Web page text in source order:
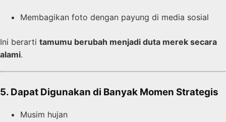
Membagikan foto dengan payung di media sosial
Ini berarti tamumu berubah menjadi duta merek secara
alami.
5. Dapat Digunakan di Banyak Momen Strategis
Musim hujan